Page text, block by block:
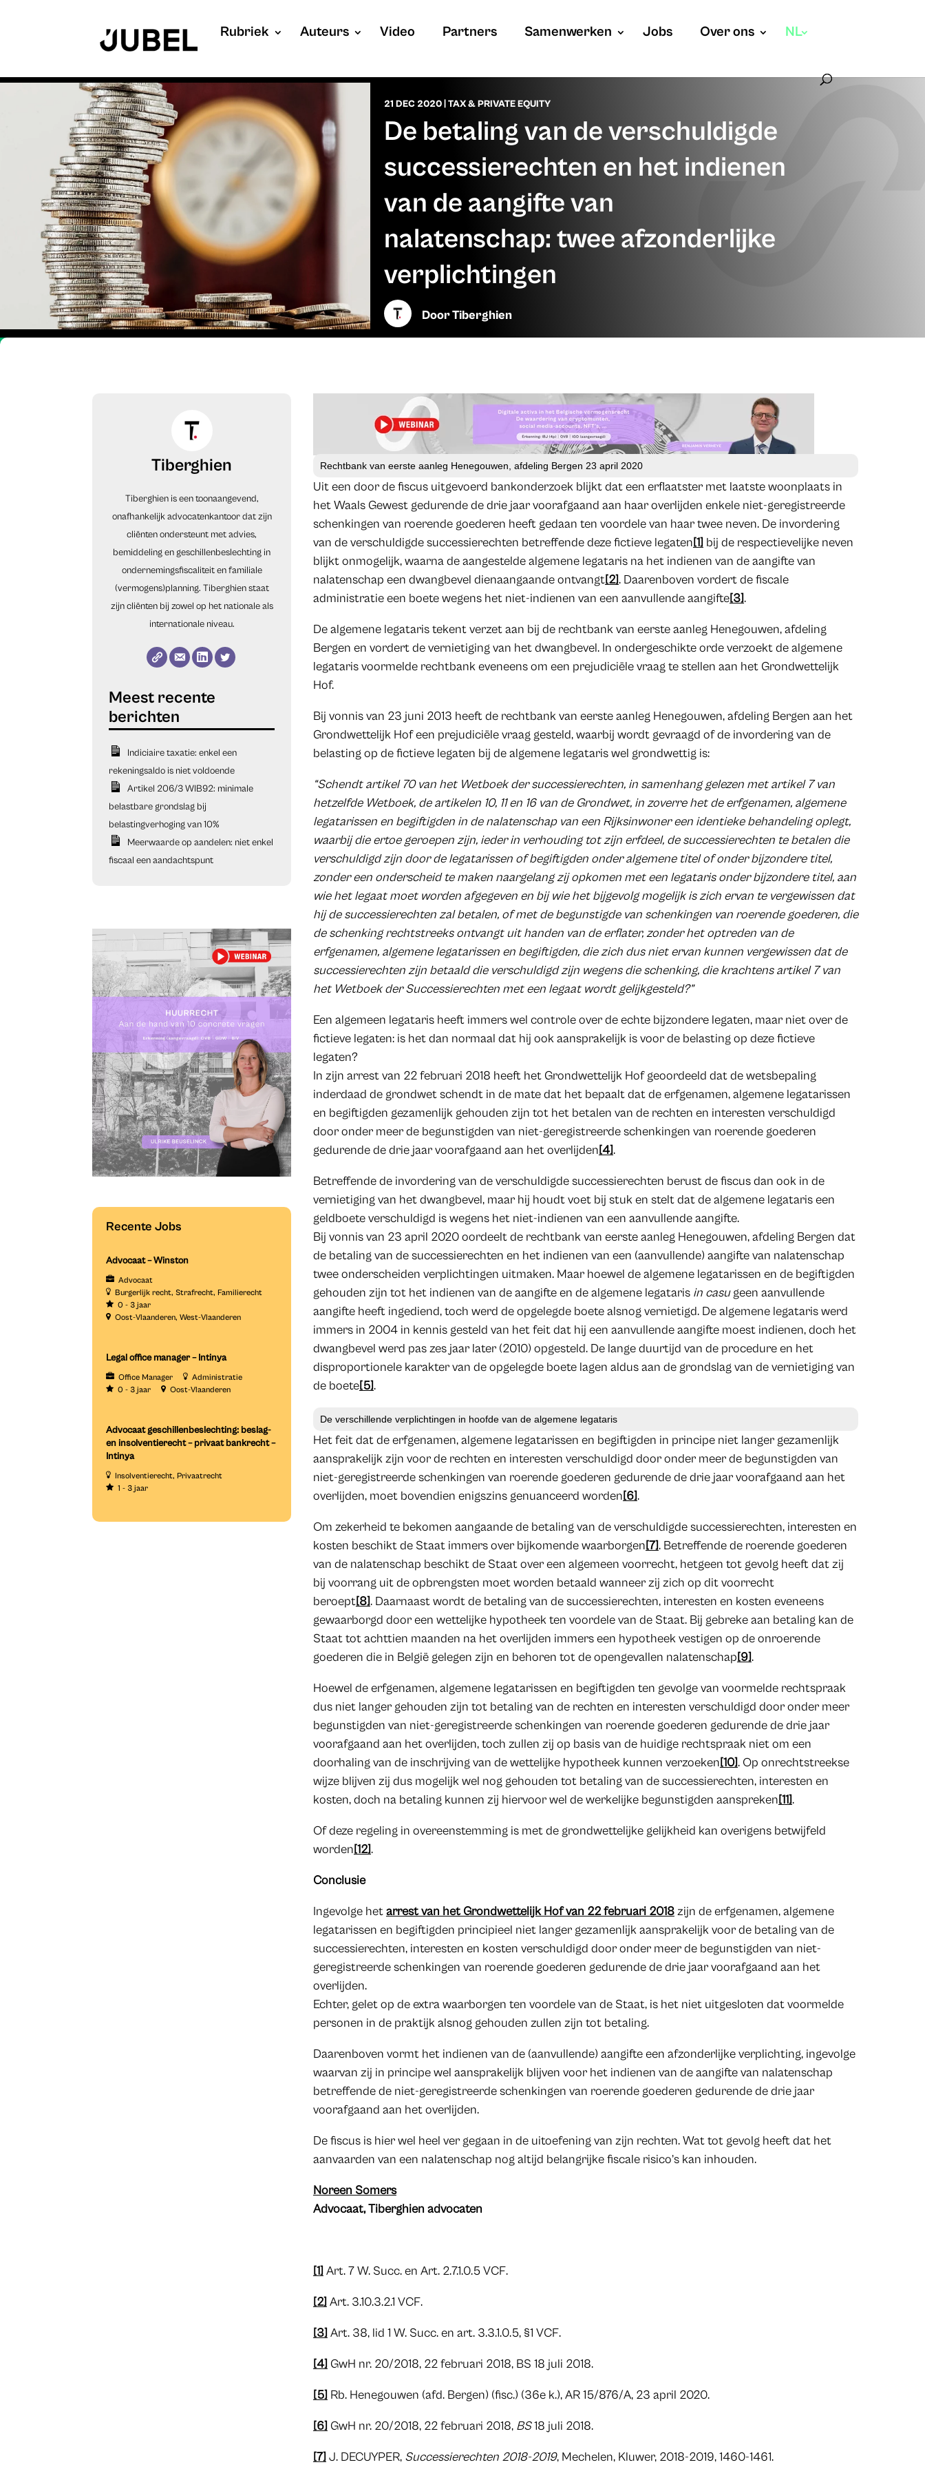
Rubriek Auteurs Video Partners Samenwerken Jobs Over ons NL
21 DEC 2020| TAX & PRIVATE EQUITY
De betaling van de verschuldigde
successierechten en het indienen
van de aangifte van
nalatenschap: twee afzonderlijke
verplichtingen
DoorTiberghien
Tiberghien
Tiberghien is een toonaangevend,
onafhankelijk advocatenkantoor dat zijn
cliënten ondersteunt met advies,
bemiddeling en geschillenbeslechting in
ondernemingsfiscaliteit en familiale
(vermogens)planning. Tiberghien staat
zijn cliënten bij zowel op het nationale als
internationale niveau.
Indiciaire taxatie: enkel een
rekeningsaldo is niet voldoende
Artikel 206/3 WIB92: minimale
belastbare grondslag bij
belastingverhoging van 10%
Meerwaarde op aandelen: niet enkel
fiscaal een aandachtspunt
Recente Jobs
Advocaat – Winston
Advocaat
Burgerlijk recht Strafrecht Familierecht
0 - 3 jaar
Oost-Vlaanderen West-Vlaanderen
Legal office manager – Intinya
Office Manager
Administratie
0 - 3 jaar
Oost-Vlaanderen
Advocaat geschillenbeslechting: beslag-
en insolventierecht – privaat bankrecht –
Intinya
Insolventierecht Privaatrecht
1 - 3 jaar
Rechtbank van eerste aanleg Henegouwen, afdeling Bergen 23 april 2020
Uit een door de fiscus uitgevoerd bankonderzoek blijkt dat een erflaatster met laatste woonplaats in
het Waals Gewest gedurende de drie jaar voorafgaand aan haar overlijden enkele niet-geregistreerde
schenkingen van roerende goederen heeft gedaan ten voordele van haar twee neven. De invordering
van de verschuldigde successierechten betreffende deze fictieve legaten[1] bij de respectievelijke neven
blijkt onmogelijk, waarna de aangestelde algemene legataris na het indienen van de aangifte van
nalatenschap een dwangbevel dienaangaande ontvangt[2]. Daarenboven vordert de fiscale
administratie een boete wegens het niet-indienen van een aanvullende aangifte[3].
De algemene legataris tekent verzet aan bij de rechtbank van eerste aanleg Henegouwen, afdeling
Bergen en vordert de vernietiging van het dwangbevel. In ondergeschikte orde verzoekt de algemene
legataris voormelde rechtbank eveneens om een prejudiciële vraag te stellen aan het Grondwettelijk
Hof.
Bij vonnis van 23 juni 2013 heeft de rechtbank van eerste aanleg Henegouwen, afdeling Bergen aan het
Grondwettelijk Hof een prejudiciële vraag gesteld, waarbij wordt gevraagd of de invordering van de
belasting op de fictieve legaten bij de algemene legataris wel grondwettig is:
“Schendt artikel 70 van het Wetboek der successierechten, in samenhang gelezen met artikel 7 van
hetzelfde Wetboek, de artikelen 10, 11 en 16 van de Grondwet, in zoverre het de erfgenamen, algemene
legatarissen en begiftigden in de nalatenschap van een Rijksinwoner een identieke behandeling oplegt,
waarbij die ertoe geroepen zijn, ieder in verhouding tot zijn erfdeel, de successierechten te betalen die
verschuldigd zijn door de legatarissen of begiftigden onder algemene titel of onder bijzondere titel,
zonder een onderscheid te maken naargelang zij opkomen met een legataris onder bijzondere titel, aan
wie het legaat moet worden afgegeven en bij wie het bijgevolg mogelijk is zich ervan te vergewissen dat
hij de successierechten zal betalen, of met de begunstigde van schenkingen van roerende goederen, die
de schenking rechtstreeks ontvangt uit handen van de erflater, zonder het optreden van de
erfgenamen, algemene legatarissen en begiftigden, die zich dus niet ervan kunnen vergewissen dat de
successierechten zijn betaald die verschuldigd zijn wegens die schenking, die krachtens artikel 7 van
het Wetboek der Successierechten met een legaat wordt gelijkgesteld?”
Een algemeen legataris heeft immers wel controle over de echte bijzondere legaten, maar niet over de
fictieve legaten: is het dan normaal dat hij ook aansprakelijk is voor de belasting op deze fictieve
legaten?
In zijn arrest van 22 februari 2018 heeft het Grondwettelijk Hof geoordeeld dat de wetsbepaling
inderdaad de grondwet schendt in de mate dat het bepaalt dat de erfgenamen, algemene legatarissen
en begiftigden gezamenlijk gehouden zijn tot het betalen van de rechten en interesten verschuldigd
door onder meer de begunstigden van niet-geregistreerde schenkingen van roerende goederen
gedurende de drie jaar voorafgaand aan het overlijden[4].
Betreffende de invordering van de verschuldigde successierechten berust de fiscus dan ook in de
vernietiging van het dwangbevel, maar hij houdt voet bij stuk en stelt dat de algemene legataris een
geldboete verschuldigd is wegens het niet-indienen van een aanvullende aangifte.
Bij vonnis van 23 april 2020 oordeelt de rechtbank van eerste aanleg Henegouwen, afdeling Bergen dat
de betaling van de successierechten en het indienen van een (aanvullende) aangifte van nalatenschap
twee onderscheiden verplichtingen uitmaken. Maar hoewel de algemene legatarissen en de begiftigden
gehouden zijn tot het indienen van de aangifte en de algemene legataris in casugeen aanvullende
aangifte heeft ingediend, toch werd de opgelegde boete alsnog vernietigd. De algemene legataris werd
immers in 2004 in kennis gesteld van het feit dat hij een aanvullende aangifte moest indienen, doch het
dwangbevel werd pas zes jaar later (2010) opgesteld. De lange duurtijd van de procedure en het
disproportionele karakter van de opgelegde boete lagen aldus aan de grondslag van de vernietiging van
de boete[5].
De verschillende verplichtingen in hoofde van de algemene legataris
Het feit dat de erfgenamen, algemene legatarissen en begiftigden in principe niet langer gezamenlijk
aansprakelijk zijn voor de rechten en interesten verschuldigd door onder meer de begunstigden van
niet-geregistreerde schenkingen van roerende goederen gedurende de drie jaar voorafgaand aan het
overlijden, moet bovendien enigszins genuanceerd worden[6].
Om zekerheid te bekomen aangaande de betaling van de verschuldigde successierechten, interesten en
kosten beschikt de Staat immers over bijkomende waarborgen[7]. Betreffende de roerende goederen
van de nalatenschap beschikt de Staat over een algemeen voorrecht, hetgeen tot gevolg heeft dat zij
bij voorrang uit de opbrengsten moet worden betaald wanneer zij zich op dit voorrecht
beroept[8]. Daarnaast wordt de betaling van de successierechten, interesten en kosten eveneens
gewaarborgd door een wettelijke hypotheek ten voordele van de Staat. Bij gebreke aan betaling kan de
Staat tot achttien maanden na het overlijden immers een hypotheek vestigen op de onroerende
goederen die in België gelegen zijn en behoren tot de opengevallen nalatenschap[9].
Hoewel de erfgenamen, algemene legatarissen en begiftigden ten gevolge van voormelde rechtspraak
dus niet langer gehouden zijn tot betaling van de rechten en interesten verschuldigd door onder meer
begunstigden van niet-geregistreerde schenkingen van roerende goederen gedurende de drie jaar
voorafgaand aan het overlijden, toch zullen zij op basis van de huidige rechtspraak niet om een
doorhaling van de inschrijving van de wettelijke hypotheek kunnen verzoeken[10]. Op onrechtstreekse
wijze blijven zij dus mogelijk wel nog gehouden tot betaling van de successierechten, interesten en
kosten, doch na betaling kunnen zij hiervoor wel de werkelijke begunstigden aanspreken[11].
Of deze regeling in overeenstemming is met de grondwettelijke gelijkheid kan overigens betwijfeld
worden[12].
Conclusie
Ingevolge hetarrest van het Grondwettelijk Hof van 22 februari 2018zijn de erfgenamen, algemene
legatarissen en begiftigden principieel niet langer gezamenlijk aansprakelijk voor de betaling van de
successierechten, interesten en kosten verschuldigd door onder meer de begunstigden van niet-
geregistreerde schenkingen van roerende goederen gedurende de drie jaar voorafgaand aan het
overlijden.
Echter, gelet op de extra waarborgen ten voordele van de Staat, is het niet uitgesloten dat voormelde
personen in de praktijk alsnog gehouden zullen zijn tot betaling.
Daarenboven vormt het indienen van de (aanvullende) aangifte een afzonderlijke verplichting, ingevolge
waarvan zij in principe wel aansprakelijk blijven voor het indienen van de aangifte van nalatenschap
betreffende de niet-geregistreerde schenkingen van roerende goederen gedurende de drie jaar
voorafgaand aan het overlijden.
De fiscus is hier wel heel ver gegaan in de uitoefening van zijn rechten. Wat tot gevolg heeft dat het
aanvaarden van een nalatenschap nog altijd belangrijke fiscale risico’s kan inhouden.
Noreen Somers
Advocaat, Tiberghien advocaten
[1] Art. 7 W. Succ. en Art. 2.7.1.0.5 VCF.
[2] Art. 3.10.3.2.1 VCF.
[3] Art. 38, lid 1 W. Succ. en art. 3.3.1.0.5, §1 VCF.
[4] GwH nr. 20/2018, 22 februari 2018, BS 18 juli 2018.
[5] Rb. Henegouwen (afd. Bergen) (fisc.) (36e k.), AR 15/876/A, 23 april 2020.
[6] GwH nr. 20/2018, 22 februari 2018, BS18 juli 2018.
[7] J. DECUYPER, Successierechten 2018-2019, Mechelen, Kluwer, 2018-2019, 1460-1461.